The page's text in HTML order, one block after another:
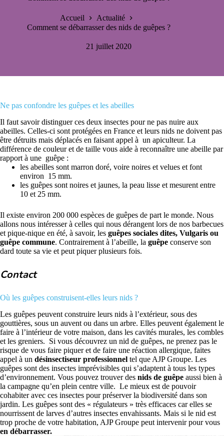
Accueil
Actualité
Comment se débarrasser des nids de guêpes ?
21 juillet 2020
Ne pas confondre les guêpes et les abeilles
Il faut savoir distinguer ces deux insectes pour ne pas nuire aux
abeilles. Celles-ci sont protégées en France et leurs nids ne doivent pas
être détruits mais déplacés en faisant appel à un apiculteur. La
différence de couleur et de taille vous aide à reconnaître une abeille par
rapport à une guêpe :
les abeilles sont marron doré, voire noires et velues et font
environ 15 mm.
les guêpes sont noires et jaunes, la peau lisse et mesurent entre
10 et 25 mm.
Il existe environ 200 000 espèces de guêpes de part le monde. Nous
allons nous intéresser à celles qui nous dérangent lors de nos barbecues
et pique-nique en été, à savoir, les guêpes sociales dites, Vulgaris ou
guêpe commune. Contrairement à l’abeille, la guêpe conserve son
dard toute sa vie et peut piquer plusieurs fois.
Contact
Où les guêpes construisent-elles leurs nids ?
Les guêpes peuvent construire leurs nids à l’extérieur, sous des
gouttières, sous un auvent ou dans un arbre. Elles peuvent également le
faire à l’intérieur de votre maison, dans les cavités murales, les combles
et les greniers. Si vous découvrez un nid de guêpes, ne prenez pas le
risque de vous faire piquer et de faire une réaction allergique, faites
appel à un désinsectiseur professionnel tel que AJP Groupe. Les
guêpes sont des insectes imprévisibles qui s’adaptent à tous les types
d’environnement. Vous pouvez trouver des nids de guêpe aussi bien à
la campagne qu’en plein centre ville. Le mieux est de pouvoir
cohabiter avec ces insectes pour préserver la biodiversité dans son
jardin. Les guêpes sont des « régulateurs » très efficaces car elles se
nourrissent de larves d’autres insectes envahissants. Mais si le nid est
trop proche de votre habitation, AJP Groupe peut intervenir pour vous
en débarrasser.